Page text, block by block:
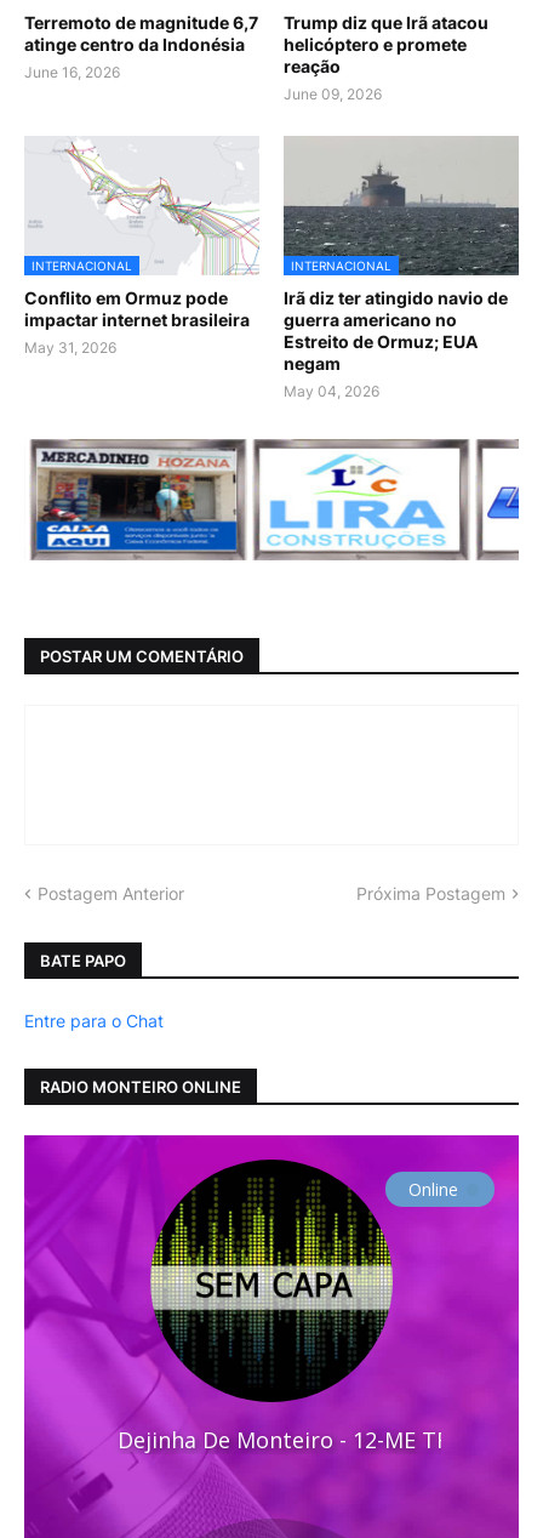
Terremoto de magnitude 6,7
atinge centro da Indonésia
June 16, 2026
Trump diz que Irã atacou
helicóptero e promete
reação
June 09, 2026
INTERNACIONAL
Conflito em Ormuz pode
impactar internet brasileira
May 31, 2026
INTERNACIONAL
Irã diz ter atingido navio de
guerra americano no
Estreito de Ormuz; EUA
negam
May 04, 2026
POSTAR UM COMENTÁRIO
Postagem Anterior Próxima Postagem
BATE PAPO
Entre para o Chat
RADIO MONTEIRO ONLINE